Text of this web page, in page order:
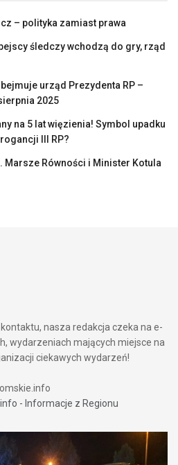
– polityka zamiast prawa
śledczy wchodzą do gry, rząd
urząd Prezydenta RP –
2025
na 5 lat więzienia! Symbol upadku
III RP?
Marsze Równości i Minister Kotula
nasza redakcja czeka na e-
wydarzeniach mających miejsce na
ciekawych wydarzeń!
- Informacje z Regionu